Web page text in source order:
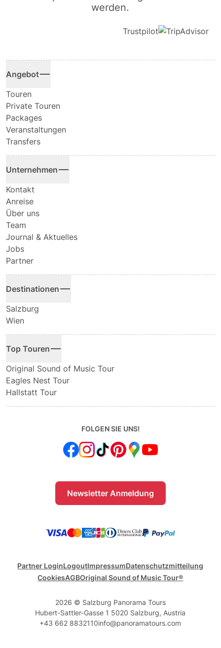
werden.
Trustpilot
Angebot
Touren
Private Touren
Packages
Veranstaltungen
Transfers
Unternehmen
Kontakt
Anreise
Über uns
Team
Journal & Aktuelles
Jobs
Partner
Destinationen
Salzburg
Wien
Top Touren
Original Sound of Music Tour
Eagles Nest Tour
Hallstatt Tour
FOLGEN SIE UNS!
Newsletter Anmeldung
Partner LoginLogoutImpressumDatenschutzmitteilung
CookiesAGBOriginal Sound of Music Tour®
2026 © Salzburg Panorama Tours
Hubert-Sattler-Gasse 1 5020 Salzburg, Austria
+43 662 8832110info@panoramatours.com